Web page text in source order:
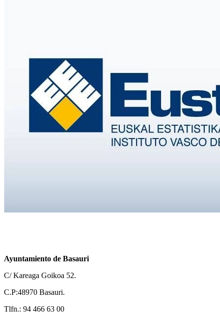
Ayuntamiento de Basauri
C/ Kareaga Goikoa 52.
C.P:48970 Basauri.
Tlfn.: 94 466 63 00